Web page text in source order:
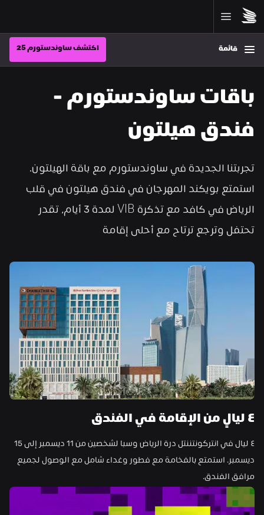
قائمة اكتشف ساوندستورم 25
فندق هيلتون
الرياض في كافد مع تذكرة VIB لمدة 3 أيام، تقدر
تحتفل وترجع ترتاح مع أحلى إقامة
٤ ليالٍ من الإقامة في الفندق
مرافق الفندق.